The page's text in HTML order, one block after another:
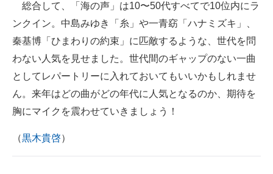
総合して、「海の声」は10〜50代すべてで10位内にラ
ンクイン。中島みゆき「糸」や一青窈「ハナミズキ」、
秦基博「ひまわりの約束」に匹敵するような、世代を問
わない人気を見せました。世代間のギャップのない一曲
としてレパートリーに入れておいてもいいかもしれませ
ん。来年はどの曲がどの年代に人気となるのか、期待を
胸にマイクを震わせていきましょう！
（黒木貴啓）